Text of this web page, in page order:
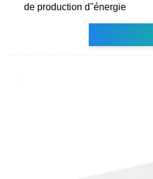
de production d''énergie